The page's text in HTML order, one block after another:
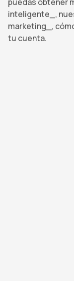
inteligente_,
marketing_,
tu cuenta.